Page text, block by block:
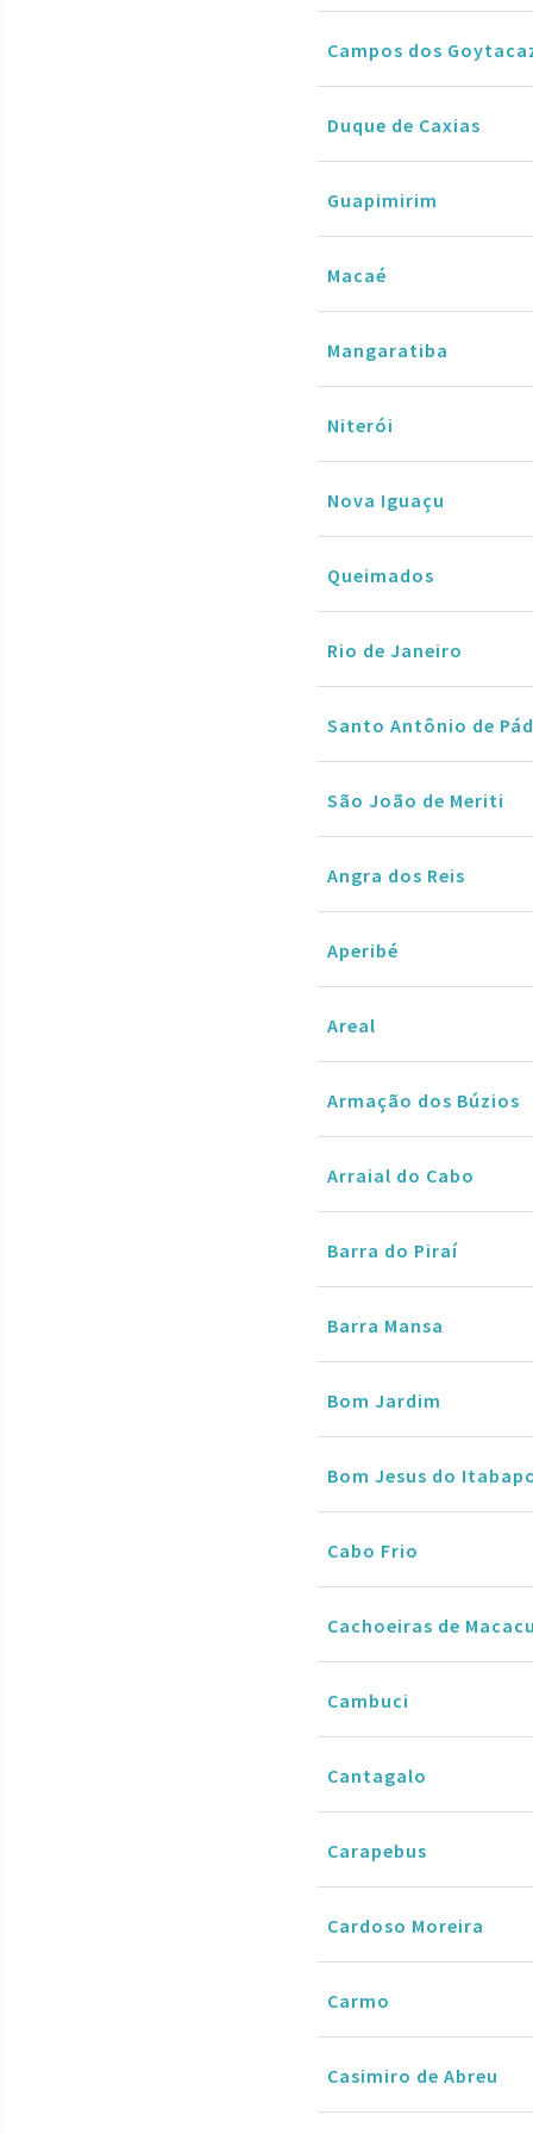
Campos dos
Duque de Caxias
Guapimirim
Macaé
Mangaratiba
Niterói
Nova Iguaçu
Queimados
Rio de Janeiro
Santo Antônio de
São João de Meriti
Angra dos Reis
Aperibé
Areal
Armação dos Búzios
Arraial do Cabo
Barra do Piraí
Barra Mansa
Bom Jardim
Bom Jesus do
Cabo Frio
Cachoeiras de
Cambuci
Cantagalo
Carapebus
Cardoso Moreira
Carmo
Casimiro de Abreu